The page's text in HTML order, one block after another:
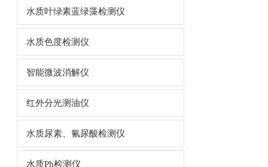
水质叶绿素蓝绿藻检测仪
水质色度检测仪
智能微波消解仪
红外分光测油仪
水质尿素、氰尿酸检测仪
水质Ph检测仪